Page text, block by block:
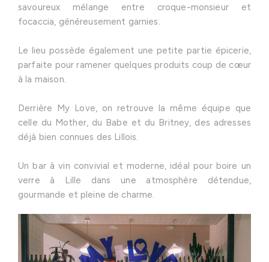
savoureux mélange entre croque-monsieur et
focaccia, généreusement garnies.
Le lieu possède également une petite partie épicerie,
parfaite pour ramener quelques produits coup de cœur
à la maison.
Derrière My Love, on retrouve la même équipe que
celle du Mother, du Babe et du Britney, des adresses
déjà bien connues des Lillois.
Un bar à vin convivial et moderne, idéal pour boire un
verre à Lille dans une atmosphère détendue,
gourmande et pleine de charme.